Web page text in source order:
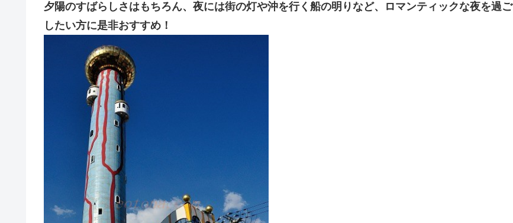
夕陽のすばらしさはもちろん、夜には街の灯や沖を行く船の明りなど、ロマンティックな夜を過ご
したい方に是非おすすめ！